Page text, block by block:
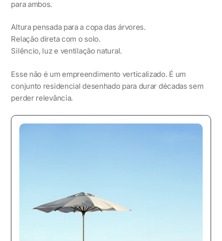
para ambos.
Altura pensada para a copa das árvores.
Relação direta com o solo.
Silêncio, luz e ventilação natural.
Esse não é um empreendimento verticalizado. É um
conjunto residencial desenhado para durar décadas sem
perder relevância.